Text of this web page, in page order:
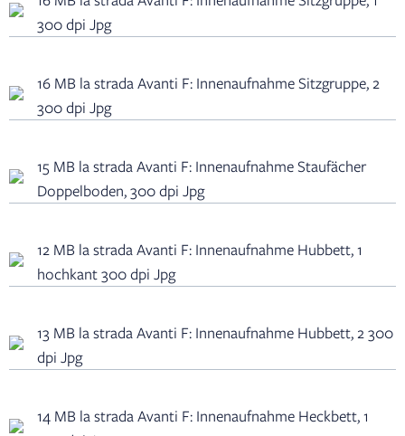
300 dpi Jpg
16 MB la strada Avanti F: Innenaufnahme Sitzgruppe, 2
300 dpi Jpg
15 MB la strada Avanti F: Innenaufnahme Staufächer
Doppelboden, 300 dpi Jpg
12 MB la strada Avanti F: Innenaufnahme Hubbett, 1
hochkant 300 dpi Jpg
13 MB la strada Avanti F: Innenaufnahme Hubbett, 2 300
dpi Jpg
14 MB la strada Avanti F: Innenaufnahme Heckbett, 1